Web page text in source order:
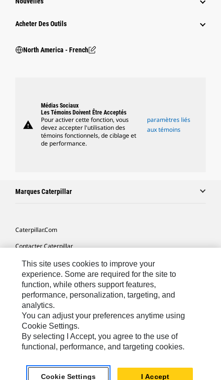
Acheter Des Outils
North America - French
warning
Médias Sociaux
Les Témoins Doivent Être Acceptés
Pour activer cette fonction, vous
devez accepter l'utilisation des
témoins fonctionnels, de ciblage et
de performance.
paramètres liés
aux témoins
Marques Caterpillar
Caterpillar.com
Contacter Caterpillar
Mes Préférences Marketing
Plan Du Site
Cookie Settings
Légales
Confidentialité
North America - French© 2026 Caterpillar. Tous droits réservés.
This site uses cookies to improve your
experience. Some are required for the site to
function, while others support features,
performance, personalization, targeting, and
analytics.
You can adjust your preferences anytime using
Cookie Settings.
By selecting I Accept, you agree to the use of
functional, performance, and targeting cookies.
Cookie Settings I Accept